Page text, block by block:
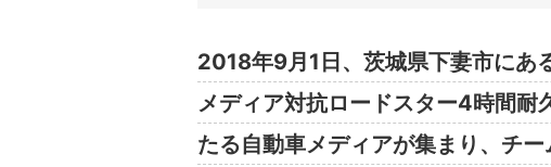
2018年9月1日、茨城県下妻市に
メディア対抗ロードスター4時間耐
たる自動車メディアが集まり、チ